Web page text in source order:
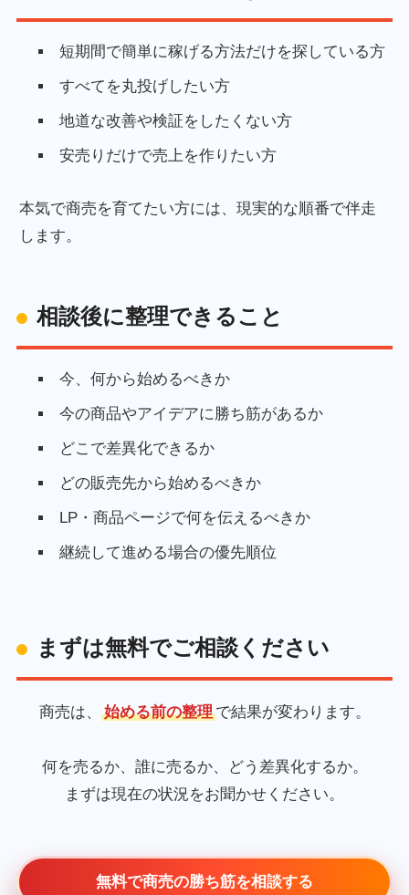
短期間で簡単に稼げる方法だけを探している方
すべてを丸投げしたい方
地道な改善や検証をしたくない方
安売りだけで売上を作りたい方
本気で商売を育てたい方には、現実的な順番で伴走
します。
相談後に整理できること
今、何から始めるべきか
今の商品やアイデアに勝ち筋があるか
どこで差異化できるか
どの販売先から始めるべきか
LP・商品ページで何を伝えるべきか
継続して進める場合の優先順位
まずは無料でご相談ください
商売は、 始める前の整理で結果が変わります。
何を売るか、誰に売るか、どう差異化するか。
まずは現在の状況をお聞かせください。
無料で商売の勝ち筋を相談する